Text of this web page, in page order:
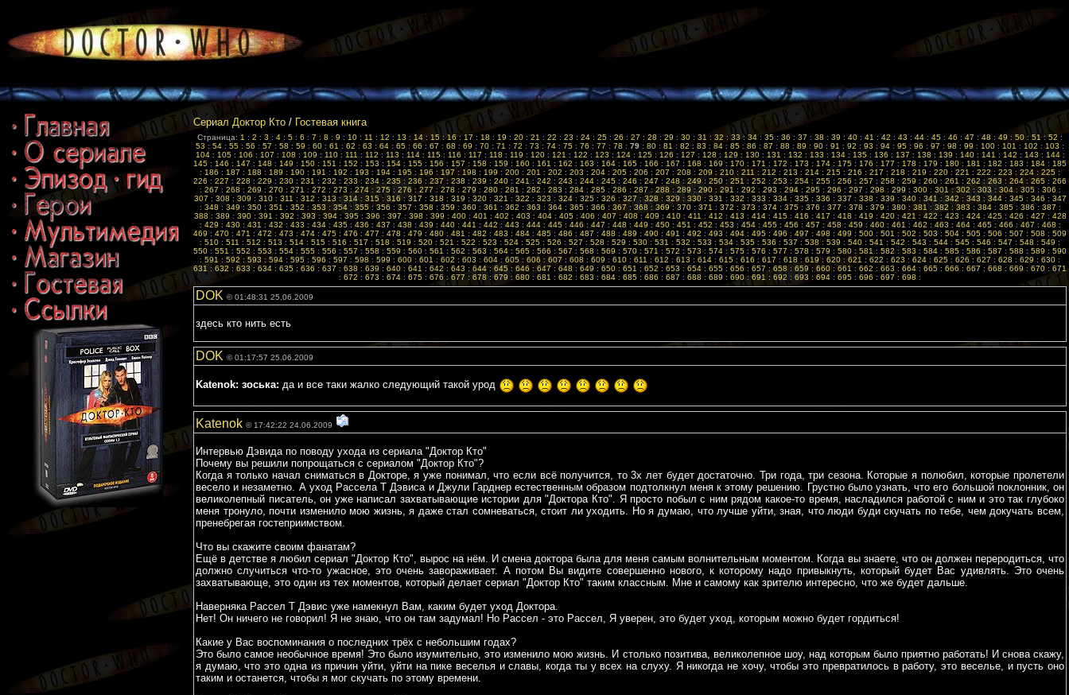
Сериал Доктор Кто / Гостевая книга
Страница: 1 : 2 : 3 : 4 : 5 : 6 : 7 : 8 : 9 : 10 : 11 : 12 : 13 : 14 : 15 : 16 : 17 : 18 : 19 : 20 : 21 : 22 : 23 : 24 : 25 : 26 : 27 : 28 : 29 : 30 : 31 : 32 : 33 : 34 : 35 : 36 : 37 : 38 : 39 : 40 : 41 : 42 : 43 : 44 : 45 : 46 : 47 : 48 : 49 : 50 : 51 : 52 :
53 : 54 : 55 : 56 : 57 : 58 : 59 : 60 : 61 : 62 : 63 : 64 : 65 : 66 : 67 : 68 : 69 : 70 : 71 : 72 : 73 : 74 : 75 : 76 : 77 : 78 : 79 : 80 : 81 : 82 : 83 : 84 : 85 : 86 : 87 : 88 : 89 : 90 : 91 : 92 : 93 : 94 : 95 : 96 : 97 : 98 : 99 : 100 : 101 : 102 : 103 :
104: 105: 106 : 107 : 108 : 109 : 110: 111 : 112 : 113 : 114: 115: 116 : 117 : 118 : 119 : 120: 121 : 122 : 123 : 124: 125: 126 : 127 : 128 : 129 : 130: 131 : 132 : 133 : 134: 135: 136 : 137 : 138 : 139 : 140: 141 : 142 : 143 : 144:
145 : 146 : 147 : 148 : 149 : 150 : 151 : 152 : 153 : 154 : 155 : 156 : 157 : 158 : 159 : 160 : 161 : 162 : 163 : 164 : 165 : 166 : 167 : 168 : 169 : 170 : 171 : 172 : 173 : 174 : 175 : 176 : 177 : 178 : 179 : 180 : 181 : 182 : 183 : 184 : 185
: 186 : 187 : 188 : 189 : 190 : 191 : 192 : 193 : 194 : 195 : 196 : 197 : 198 : 199 : 200 : 201 : 202 : 203 : 204 : 205 : 206 : 207 : 208 : 209 : 210 : 211 : 212 : 213 : 214 : 215 : 216 : 217 : 218 : 219 : 220 : 221 : 222 : 223 : 224 : 225 :
226 : 227 : 228 : 229 : 230 : 231 : 232 : 233 : 234 :235 :236 : 237 : 238 : 239 : 240 : 241 : 242 : 243 : 244 : 245 : 246 : 247 : 248:249: 250 : 251 : 252 : 253 : 254 : 255 : 256 : 257 : 258 : 259 : 260 : 261 : 262:263 : 264 : 265 : 266
: 267 : 268 : 269 : 270: 271 : 272 : 273 : 274: 275: 276: 277: 278 : 279 : 280: 281 : 282 : 283 : 284: 285: 286 : 287 : 288 :289 :290: 291 : 292 : 293 : 294: 295: 296 : 297 : 298 : 299 : 300: 301 :302: 303: 304: 305 : 306 :
307 : 308 : 309 : 310: 311 : 312 : 313: 314: 315: 316: 317 : 318 : 319 : 320: 321 : 322 : 323 : 324: 325: 326 : 327 :328 : 329 : 330: 331 : 332 : 333 : 334: 335: 336 : 337 : 338 : 339 : 340:341: 342 : 343 : 344: 345: 346 : 347
: 348 : 349 : 350: 351 : 352 : 353 : 354: 355:356 : 357 : 358 : 359 : 360: 361 : 362 : 363 : 364: 365: 366 : 367 : 368 : 369: 370: 371 : 372 : 373 : 374: 375: 376 : 377 : 378 : 379 : 380: 381 : 382 : 383 : 384: 385: 386 : 387 :
388 : 389 : 390: 391 : 392 : 393 : 394: 395 : 396 : 397 : 398 : 399 : 400: 401 : 402 : 403 : 404: 405: 406 : 407: 408 : 409 : 410: 411 : 412 : 413 : 414: 415: 416 : 417 : 418 : 419 : 420: 421 : 422 : 423 : 424: 425: 426 : 427 : 428
: 429 : 430: 431 : 432 : 433 : 434: 435: 436 : 437 : 438 : 439 : 440: 441 : 442 : 443 : 444: 445: 446 : 447 : 448 : 449 : 450: 451 : 452 : 453 : 454: 455: 456 : 457 : 458 : 459 : 460: 461 : 462 : 463 : 464: 465: 466 : 467 : 468 :
469 : 470 : 471 : 472 : 473 : 474 : 475 : 476 : 477 : 478 : 479 : 480 : 481 : 482 : 483 : 484 : 485 : 486 : 487 : 488 : 489 : 490 : 491 : 492 : 493 : 494 : 495 : 496 : 497 : 498 : 499 : 500 : 501 : 502 : 503 : 504 : 505 : 506 : 507 : 508 : 509
: 510 : 511 : 512 : 513 : 514 : 515 : 516 : 517 : 518 : 519 : 520 : 521 : 522 : 523 : 524 : 525 : 526 : 527 : 528 : 529 : 530 : 531 : 532 : 533 : 534 : 535 : 536 : 537 : 538 : 539 : 540 : 541 : 542 : 543 : 544 : 545 : 546 : 547 : 548 : 549 :
550 : 551 : 552 : 553 : 554 : 555 : 556 : 557 : 558 : 559 : 560 : 561 : 562 : 563 : 564 : 565 : 566 : 567 : 568 : 569 : 570 : 571 : 572 : 573 : 574 : 575 : 576 : 577 : 578 : 579 : 580 : 581 : 582 : 583 : 584 : 585 : 586 : 587 : 588 : 589 : 590
: 591 : 592 : 593 : 594 : 595 : 596 : 597 : 598 : 599 : 600 : 601 : 602 : 603 : 604 : 605 : 606 : 607 : 608 : 609 : 610 : 611 : 612 : 613 : 614 : 615 : 616 : 617 : 618 : 619 : 620 : 621 : 622 : 623 : 624 : 625 : 626 : 627 : 628 : 629 : 630 :
631 : 632 : 633 : 634 : 635 : 636 : 637 : 638 : 639 : 640 : 641 : 642 : 643 : 644 : 645 : 646 : 647 : 648 : 649 : 650 : 651 : 652 : 653 : 654 : 655 : 656 : 657 : 658 : 659 : 660 : 661 : 662 : 663 : 664 : 665 : 666 : 667 : 668 : 669 : 670 : 671
: 672 : 673 : 674 : 675 : 676 : 677 : 678 : 679 : 680 : 681 : 682 : 683 : 684 : 685 : 686 : 687 : 688 : 689 : 690 :691 : 692 : 693 : 694 : 695 : 696 : 697 : 698 :
DOK © 01:48:31 25.06.2009
здесь кто нить есть
DOK © 01:17:57 25.06.2009
Katenok: зоська: да и все таки жалко следующий такой урод
Katenok © 17:42:22 24.06.2009
Интервью Дэвида по поводу ухода из сериала "Доктор Кто"
Почему вы решили попрощаться с сериалом "Доктор Кто"?
Когда я только начал сниматься в Докторе, я уже понимал, что если всё получится, то 3х лет будет достаточно. Три года, три сезона. Которые я полюбил, которые пролетели
весело и незаметно. А уход Рассела Т Дэвиса и Джули Гарднер естественным образом подтолкнул меня к этому решению. Грустно было узнать, что его большой поклонник, он
великолепный писатель, он уже написал захватывающие истории для "Доктора Кто". Я просто побыл с ним рядом какое-то время, насладился работой с ним и это так глубоко
меня тронуло, почти изменило мою жизнь, я даже стал сомневаться, стоит ли уходить. Но я думаю, что лучше уйти, зная, что люди буди скучать по тебе, чем докучать всем,
пренебрегая гостеприимством.
Что вы скажите своим фанатам?
Ещё в детстве я любил сериал "Доктор Кто", вырос на нём. И смена доктора была для меня самым волнительным моментом. Когда вы знаете, что он должен переродиться, что
должно случиться что-то ужасное, это очень завораживает. А потом Вы видите совершенно нового, к которому надо привыкнуть, который будет Вас удивлять. Это очень
захватывающе, это один из тех моментов, который делает сериал "Доктор Кто" таким классным. Мне и самому как зрителю интересно, что же будет дальше.
Наверняка Рассел Т Дэвис уже намекнул Вам, каким будет уход Доктора.
Нет! Он ничего не говорил! Я не знаю, что он там задумал! Но Рассел - это Рассел, Я уверен, это будет уход, которым можно будет гордиться!
Какие у Вас воспоминания о последних трёх с небольшим годах?
Это было самое необычное время! Это было изумительно, это изменило мою жизнь. И столько позитива, великолепное шоу, над которым было приятно работать! И снова скажу,
я думаю, что это одна из причин уйти, уйти на пике веселья и славы, когда ты у всех на слуху. Я никогда не хочу, чтобы это превратилось в работу, это веселье, и пусть оно
таким и останется, чтобы я мог скучать по этому времени.